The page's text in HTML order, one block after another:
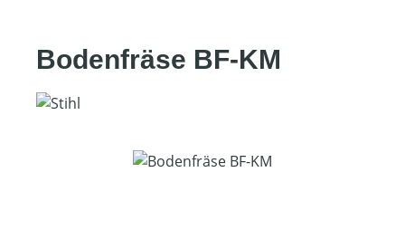
Bodenfräse BF-KM
Bildergalerie überspringen